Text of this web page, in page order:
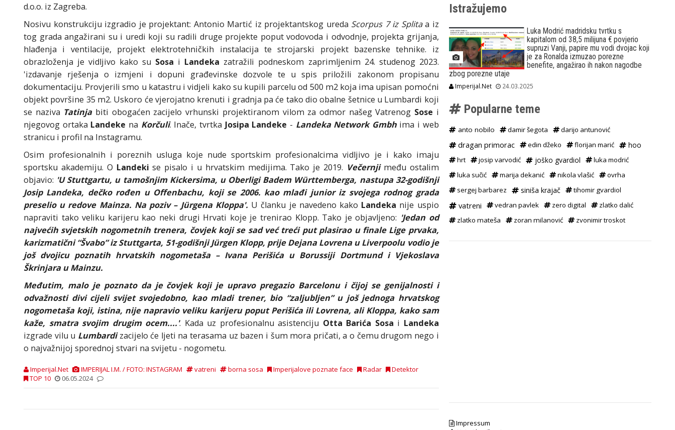
d.o.o. iz Zagreba.
Nosivu konstrukciju izgradio je projektant: Antonio Martić iz projektantskog ureda Scorpus 7 iz Splitaa iz
tog grada angažirani su i uredi koji su radili druge projekte poput vodovoda i odvodnje, projekta grijanja,
hlađenja i ventilacije, projekt elektrotehničkih instalacija te strojarski projekt bazenske tehnike. iz
obrazloženja je vidljivo kako su Sosa i Landeka zatražili podneskom zaprimljenim 24. studenog 2023.
'izdavanje rješenja o izmjeni i dopuni građevinske dozvole te u spis priložili zakonom propisanu
dokumentaciju. Provjerili smo u katastru i vidjeli kako su kupili parcelu od 500 m2 koja ima upisan pomoćni
objekt površine 35 m2. Uskoro će vjerojatno krenuti i gradnja pa će tako dio obalne šetnice u Lumbardi koji
se naziva Tatinjabiti obogaćen zacijelo vrhunski projektiranom vilom za odmor našeg Vatrenog Sose i
njegovog ortaka Landeke na Korčuli. Inače, tvrtka Josipa Landeke - Landeka Network Gmbh ima i web
stranicu i profil na Instagramu.
Osim profesionalnih i poreznih usluga koje nude sportskim profesionalcima vidljivo je i kako imaju
sportsku akademiju. O Landekise pisalo i u hrvatskim medijima. Tako je 2019. Večernji među ostalim
objavio: 'U Stuttgartu, u tamošnjim Kickersima, u Oberligi Badem Württemberga, nastupa 32-godišnji
Josip Landeka, dečko rođen u Offenbachu, koji se 2006. kao mlađi junior iz svojega rodnog grada
preselio u redove Mainza. Na poziv – Jürgena Kloppa'. U članku je navedeno kako Landeka nije uspio
napraviti tako veliku karijeru kao neki drugi Hrvati koje je trenirao Klopp. Tako je objavljeno: 'Jedan od
najvećih svjetskih nogometnih trenera, čovjek koji se sad već treći put plasirao u finale Lige prvaka,
karizmatični “Švabo” iz Stuttgarta, 51-godišnji Jürgen Klopp, prije Dejana Lovrena u Liverpoolu vodio je
još dvojicu poznatih hrvatskih nogometaša – Ivana Perišića u Borussiji Dortmund i Vjekoslava
Škrinjara u Mainzu.
Međutim, malo je poznato da je čovjek koji je upravo pregazio Barcelonu i čijoj se genijalnosti i
odvažnosti divi cijeli svijet svojedobno, kao mladi trener, bio “zaljubljen” u još jednoga hrvatskog
nogometaša koji, istina, nije napravio veliku karijeru poput Perišića ili Lovrena, ali Kloppa, kako sam
kaže, smatra svojim drugim ocem....'. Kada uz profesionalnu asistenciju Otta Barića Sosa i Landeka
izgrade vilu u Lumbardizacijelo će ljeti na terasama uz bazen i šum mora pričati, a o čemu drugom nego i
o najvažnijoj sporednoj stvari na svijetu - nogometu.
Imperijal.Net IMPERIJAL I.M. / FOTO: INSTAGRAM vatreni borna sosa Imperijalove poznate face Radar
Detektor
TOP 10
06.05.2024
Istražujemo
Luka Modrić madridsku tvrtku s
kapitalom od 38,5 milijuna € povjerio
supruzi Vanji, papire mu vodi dvojac koji
je za Ronalda izmuzao porezne
benefite, angažirao ih nakon nagodbe
zbog porezne utaje
Imperijal.Net 24.03.2025
Popularne teme
anto nobilo damir šegota darijo antunović
dragan primorac edin džeko florijan marić hoo
hrt josip varvodić joško gvardiol
luka modrić
luka sučić
marija dekanić nikola vlašić
ovrha
sergej barbarez
siniša krajač tihomir gvardiol
vatreni vedran pavlek zero digital
zlatko dalić
zlatko mateša
zoran milanović zvonimir troskot
Impressum